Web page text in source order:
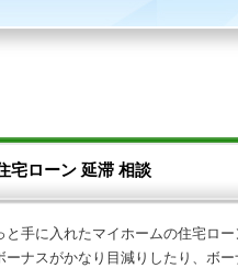
宅ローン 延滞 相談
と手に入れたマイホームの住宅ロー
ーナスがかなり目減りしたり、ボ